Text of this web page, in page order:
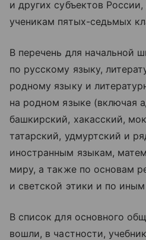
и других субъектов
ученикам пятых-седьмых
В перечень для начальной
по русскому языку,
родному языку и
на родном языке (включая
башкирский, хакасский,
татарский, удмуртский и
иностранным языкам,
миру, а также по основам
и светской этики и по
В список для основного
вошли, в частности,